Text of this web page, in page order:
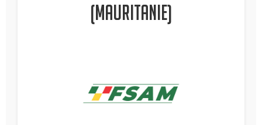
(Mauritanie)